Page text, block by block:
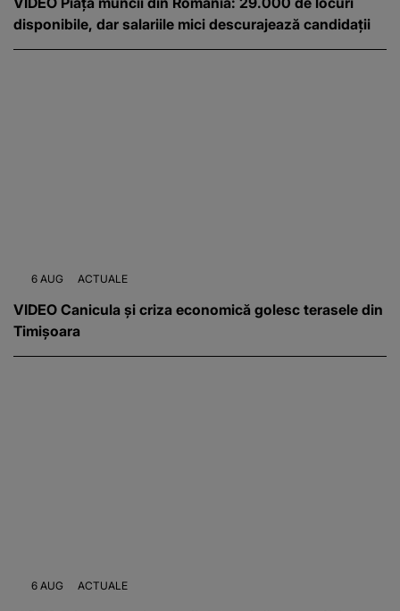
disponibile, dar salariile mici descurajează candidații
6 AUG ACTUALE
VIDEO Canicula și criza economică golesc terasele din
Timișoara
6 AUG ACTUALE